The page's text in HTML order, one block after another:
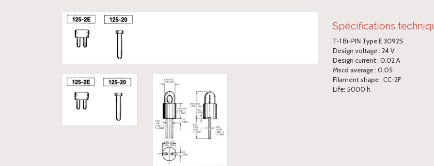
Spécifications
T-1 Bi-PIN Type E 3092S
Design voltage : 24 V
Design current : 0.02 A
Mscd average : 0.05
Filament shape : CC-2F
Life: 5000 h